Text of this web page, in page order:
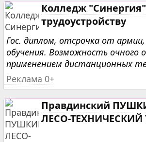
Колледж
трудоустройству
Гос. диплом, отсрочка от
обучения. Возможность очного
применением дистанционных
Реклама 0+
Правдинский
ЛЕСО-